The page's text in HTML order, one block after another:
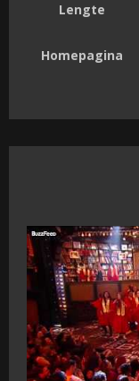
Lengte
Homepagina